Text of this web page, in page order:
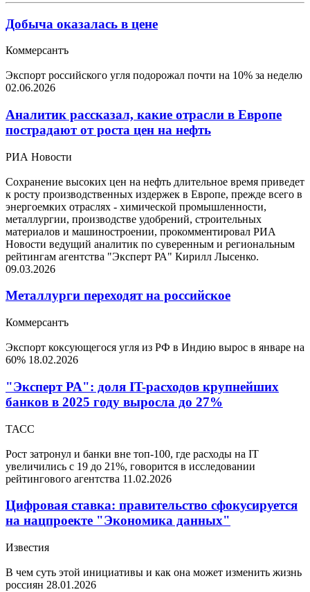
Добыча оказалась в цене
Коммерсантъ
Экспорт российского угля подорожал почти на 10% за неделю
02.06.2026
Аналитик рассказал, какие отрасли в Европе
пострадают от роста цен на нефть
РИА Новости
Сохранение высоких цен на нефть длительное время приведет
к росту производственных издержек в Европе, прежде всего в
энергоемких отраслях - химической промышленности,
металлургии, производстве удобрений, строительных
материалов и машиностроении, прокомментировал РИА
Новости ведущий аналитик по суверенным и региональным
рейтингам агентства "Эксперт РА" Кирилл Лысенко.
09.03.2026
Металлурги переходят на российское
Коммерсантъ
Экспорт коксующегося угля из РФ в Индию вырос в январе на
60% 18.02.2026
"Эксперт РА": доля IT-расходов крупнейших
банков в 2025 году выросла до 27%
ТАСС
Рост затронул и банки вне топ-100, где расходы на IT
увеличились с 19 до 21%, говорится в исследовании
рейтингового агентства 11.02.2026
Цифровая ставка: правительство сфокусируется
на нацпроекте "Экономика данных"
Известия
В чем суть этой инициативы и как она может изменить жизнь
россиян 28.01.2026